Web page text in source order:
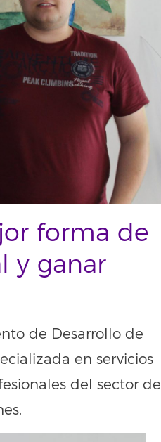
forma de
y ganar
de Desarrollo de
en servicios
del sector de